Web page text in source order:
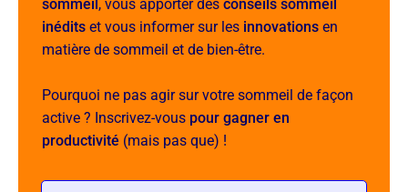
sommeil , vous apporter des conseils sommeil
inédits et vous informer sur les innovations en
matière de sommeil et de bien-être.
Pourquoi ne pas agir sur votre sommeil de façon
active ? Inscrivez-vous pour gagner en
productivité (mais pas que) !